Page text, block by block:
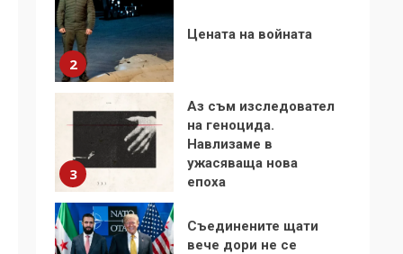
2
Цената на войната
3
Аз съм изследовател
на геноцида.
Навлизаме в
ужасяваща нова
епоха
Съединените щати
вече дори не се